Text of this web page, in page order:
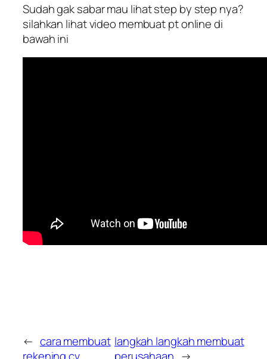
Sudah gak sabar mau lihat step by step nya?
silahkan lihat video membuat pt online di
bawah ini
← cara membuat langkah langkah membuat